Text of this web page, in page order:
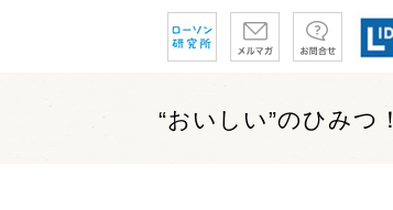
“おいしい”のひみつ！